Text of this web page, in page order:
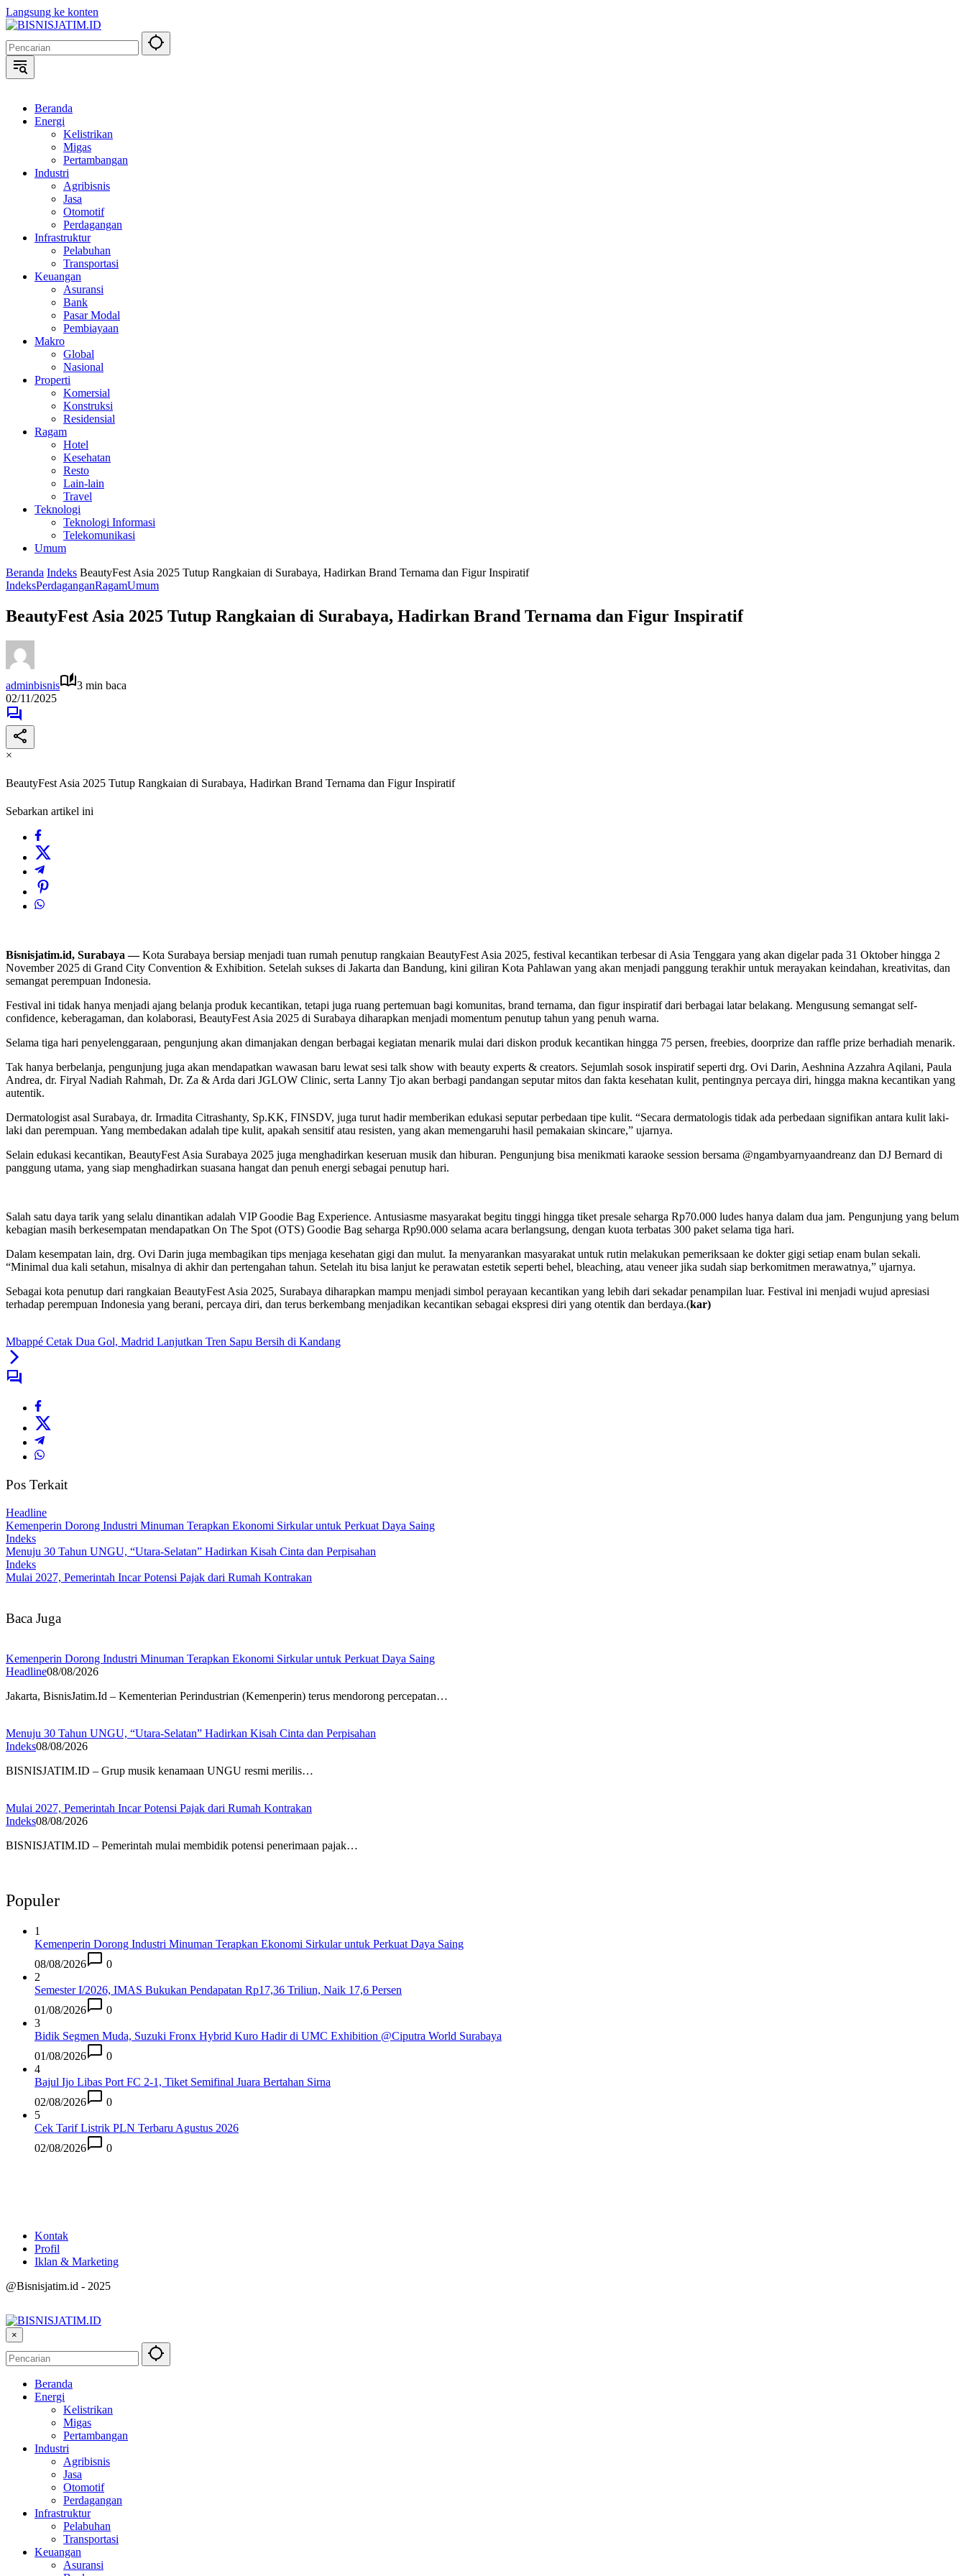
Langsung ke konten
Beranda
Energi
Kelistrikan
Migas
Pertambangan
Industri
Agribisnis
Jasa
Otomotif
Perdagangan
Infrastruktur
Pelabuhan
Transportasi
Keuangan
Asuransi
Bank
Pasar Modal
Pembiayaan
Makro
Global
Nasional
Properti
Komersial
Konstruksi
Residensial
Ragam
Hotel
Kesehatan
Resto
Lain-lain
Travel
Teknologi
Teknologi Informasi
Telekomunikasi
Umum
Beranda Indeks BeautyFest Asia 2025 Tutup Rangkaian di Surabaya, Hadirkan Brand Ternama dan Figur Inspiratif
IndeksPerdaganganRagamUmum
BeautyFest Asia 2025 Tutup Rangkaian di Surabaya, Hadirkan Brand Ternama dan Figur Inspiratif
adminbisnis
3 min baca
02/11/2025
×
BeautyFest Asia 2025 Tutup Rangkaian di Surabaya, Hadirkan Brand Ternama dan Figur Inspiratif
Sebarkan artikel ini
Bisnisjatim.id, Surabaya —Kota Surabaya bersiap menjadi tuan rumah penutup rangkaian BeautyFest Asia 2025, festival kecantikan terbesar di Asia Tenggara yang akan digelar pada 31 Oktober hingga 2
November 2025 di Grand City Convention & Exhibition. Setelah sukses di Jakarta dan Bandung, kini giliran Kota Pahlawan yang akan menjadi panggung terakhir untuk merayakan keindahan, kreativitas, dan
semangat perempuan Indonesia.
Festival ini tidak hanya menjadi ajang belanja produk kecantikan, tetapi juga ruang pertemuan bagi komunitas, brand ternama, dan figur inspiratif dari berbagai latar belakang. Mengusung semangat self-
confidence, keberagaman, dan kolaborasi, BeautyFest Asia 2025 di Surabaya diharapkan menjadi momentum penutup tahun yang penuh warna.
Selama tiga hari penyelenggaraan, pengunjung akan dimanjakan dengan berbagai kegiatan menarik mulai dari diskon produk kecantikan hingga 75 persen, freebies, doorprize dan raffle prize berhadiah menarik.
Tak hanya berbelanja, pengunjung juga akan mendapatkan wawasan baru lewat sesi talk show with beauty experts & creators. Sejumlah sosok inspiratif seperti drg. Ovi Darin, Aeshnina Azzahra Aqilani, Paula
Andrea, dr. Firyal Nadiah Rahmah, Dr. Za & Arda dari JGLOW Clinic, serta Lanny Tjo akan berbagi pandangan seputar mitos dan fakta kesehatan kulit, pentingnya percaya diri, hingga makna kecantikan yang
autentik.
Dermatologist asal Surabaya, dr. Irmadita Citrashanty, Sp.KK, FINSDV, juga turut hadir memberikan edukasi seputar perbedaan tipe kulit. “Secara dermatologis tidak ada perbedaan signifikan antara kulit laki-
laki dan perempuan. Yang membedakan adalah tipe kulit, apakah sensitif atau resisten, yang akan memengaruhi hasil pemakaian skincare,” ujarnya.
Selain edukasi kecantikan, BeautyFest Asia Surabaya 2025 juga menghadirkan keseruan musik dan hiburan. Pengunjung bisa menikmati karaoke session bersama @ngambyarnyaandreanz dan DJ Bernard di
panggung utama, yang siap menghadirkan suasana hangat dan penuh energi sebagai penutup hari.
Salah satu daya tarik yang selalu dinantikan adalah VIP Goodie Bag Experience. Antusiasme masyarakat begitu tinggi hingga tiket presale seharga Rp70.000 ludes hanya dalam dua jam. Pengunjung yang belum
kebagian masih berkesempatan mendapatkan On The Spot (OTS) Goodie Bag seharga Rp90.000 selama acara berlangsung, dengan kuota terbatas 300 paket selama tiga hari.
Dalam kesempatan lain, drg. Ovi Darin juga membagikan tips menjaga kesehatan gigi dan mulut. Ia menyarankan masyarakat untuk rutin melakukan pemeriksaan ke dokter gigi setiap enam bulan sekali.
“Minimal dua kali setahun, misalnya di akhir dan pertengahan tahun. Setelah itu bisa lanjut ke perawatan estetik seperti behel, bleaching, atau veneer jika sudah siap berkomitmen merawatnya,” ujarnya.
Sebagai kota penutup dari rangkaian BeautyFest Asia 2025, Surabaya diharapkan mampu menjadi simbol perayaan kecantikan yang lebih dari sekadar penampilan luar. Festival ini menjadi wujud apresiasi
terhadap perempuan Indonesia yang berani, percaya diri, dan terus berkembang menjadikan kecantikan sebagai ekspresi diri yang otentik dan berdaya.(kar)
Mbappé Cetak Dua Gol, Madrid Lanjutkan Tren Sapu Bersih di Kandang
Pos Terkait
Headline
Kemenperin Dorong Industri Minuman Terapkan Ekonomi Sirkular untuk Perkuat Daya Saing
Indeks
Menuju 30 Tahun UNGU, “Utara-Selatan” Hadirkan Kisah Cinta dan Perpisahan
Indeks
Mulai 2027, Pemerintah Incar Potensi Pajak dari Rumah Kontrakan
Baca Juga
Kemenperin Dorong Industri Minuman Terapkan Ekonomi Sirkular untuk Perkuat Daya Saing
Headline08/08/2026
Jakarta, BisnisJatim.Id – Kementerian Perindustrian (Kemenperin) terus mendorong percepatan…
Menuju 30 Tahun UNGU, “Utara-Selatan” Hadirkan Kisah Cinta dan Perpisahan
Indeks08/08/2026
BISNISJATIM.ID – Grup musik kenamaan UNGU resmi merilis…
Mulai 2027, Pemerintah Incar Potensi Pajak dari Rumah Kontrakan
Indeks08/08/2026
BISNISJATIM.ID – Pemerintah mulai membidik potensi penerimaan pajak…
Populer
1
Kemenperin Dorong Industri Minuman Terapkan Ekonomi Sirkular untuk Perkuat Daya Saing
08/08/2026
0
2
Semester I/2026, IMAS Bukukan Pendapatan Rp17,36 Triliun, Naik 17,6 Persen
01/08/2026
0
3
Bidik Segmen Muda, Suzuki Fronx Hybrid Kuro Hadir di UMC Exhibition @Ciputra World Surabaya
01/08/2026
0
4
Bajul Ijo Libas Port FC 2-1, Tiket Semifinal Juara Bertahan Sirna
02/08/2026
0
5
Cek Tarif Listrik PLN Terbaru Agustus 2026
02/08/2026
0
Kontak
Profil
Iklan & Marketing
@Bisnisjatim.id - 2025
×
Beranda
Energi
Kelistrikan
Migas
Pertambangan
Industri
Agribisnis
Jasa
Otomotif
Perdagangan
Infrastruktur
Pelabuhan
Transportasi
Keuangan
Asuransi